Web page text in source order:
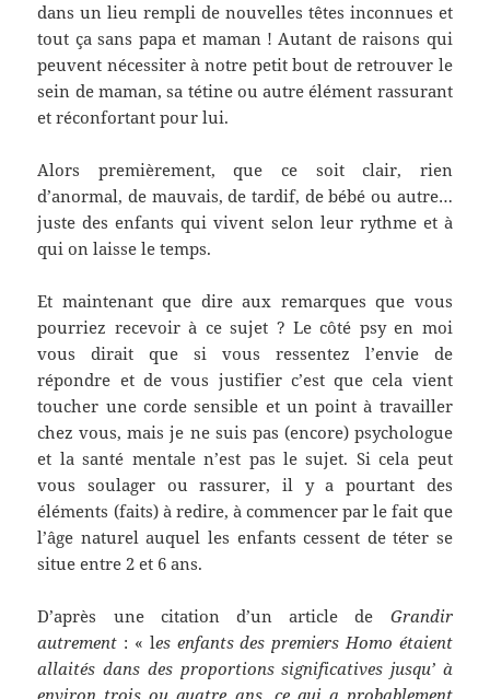
dans un lieu rempli de nouvelles têtes inconnues et
tout ça sans papa et maman ! Autant de raisons qui
peuvent nécessiter à notre petit bout de retrouver le
sein de maman, sa tétine ou autre élément rassurant
et réconfortant pour lui.
Alors premièrement, que ce soit clair, rien
d’anormal, de mauvais, de tardif, de bébé ou autre…
juste des enfants qui vivent selon leur rythme et à
qui on laisse le temps.
Et maintenant que dire aux remarques que vous
pourriez recevoir à ce sujet ? Le côté psy en moi
vous dirait que si vous ressentez l’envie de
répondre et de vous justifier c’est que cela vient
toucher une corde sensible et un point à travailler
chez vous, mais je ne suis pas (encore) psychologue
et la santé mentale n’est pas le sujet. Si cela peut
vous soulager ou rassurer, il y a pourtant des
éléments (faits) à redire, à commencer par le fait que
l’âge naturel auquel les enfants cessent de téter se
situe entre 2 et 6 ans.
D’après une citation d’un article de Grandir
autrement : « les enfants des premiers Homo étaient
allaités dans des proportions significatives jusqu’ à